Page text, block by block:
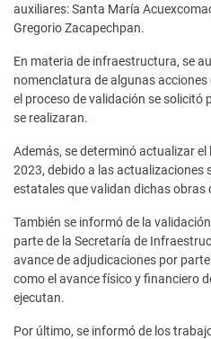
auxiliares: Santa María
Gregorio Zacapechpan.
En materia de infraestructura, se
nomenclatura de algunas
el proceso de validación se solicitó
se realizaran.
Además, se determinó actualizar
2023, debido a las actualizaciones
estatales que validan dichas obras
También se informó de la
parte de la Secretaría de
avance de adjudicaciones por
como el avance físico y financiero
ejecutan.
Por último, se informó de los